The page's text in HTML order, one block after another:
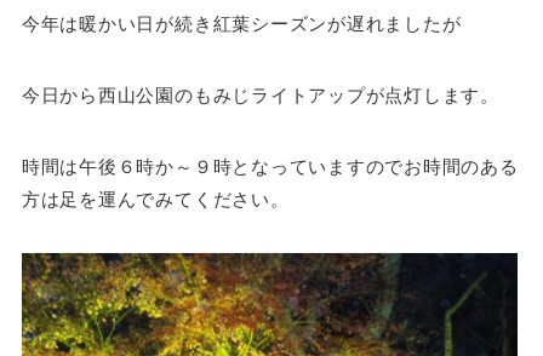
今年は暖かい日が続き紅葉シーズンが遅れましたが
今日から西山公園のもみじライトアップが点灯します。
時間は午後６時か～９時となっていますのでお時間のある
方は足を運んでみてください。